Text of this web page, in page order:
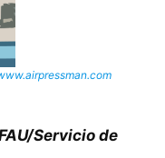
Servicio de